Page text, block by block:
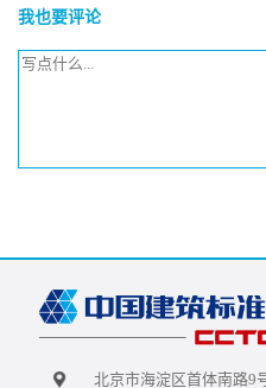
我也要评论
北京市海淀区首体南路9